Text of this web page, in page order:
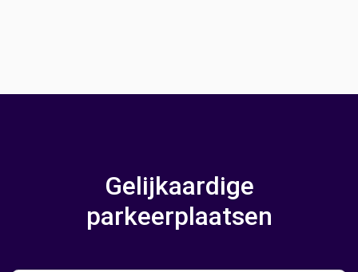
Gelijkaardige
parkeerplaatsen